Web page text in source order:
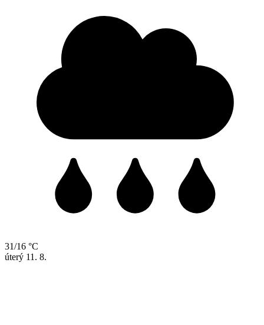
31/16 °C
úterý 11. 8.